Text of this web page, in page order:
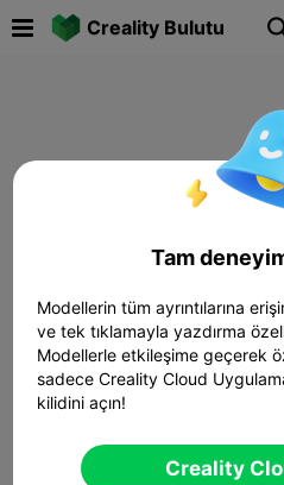
Creality Bulutu 
Tam
Modellerin tüm ayrıntılarına
ve tek tıklamayla yazdırma
Modellerle etkileşime geçerek
sadece Creality Cloud
kilidini açın!
Creality